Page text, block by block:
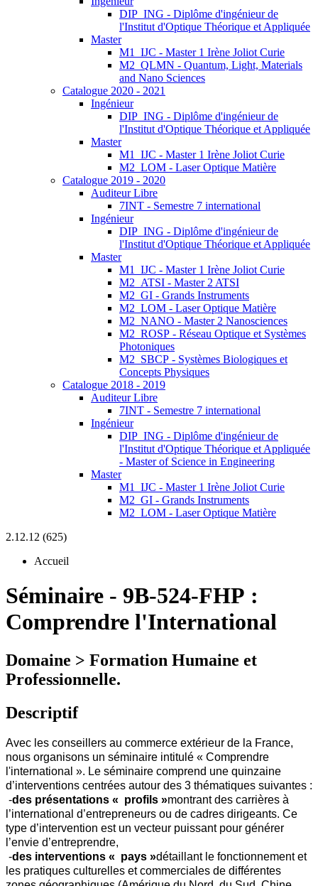
DIP_ING - Diplôme d'ingénieur de
l'Institut d'Optique Théorique et Appliquée
Master
M1_IJC - Master 1 Irène Joliot Curie
M2_QLMN - Quantum, Light, Materials
and Nano Sciences
Catalogue 2020 - 2021
Ingénieur
DIP_ING - Diplôme d'ingénieur de
l'Institut d'Optique Théorique et Appliquée
Master
M1_IJC - Master 1 Irène Joliot Curie
M2_LOM - Laser Optique Matière
Catalogue 2019 - 2020
Auditeur Libre
7INT - Semestre 7 international
Ingénieur
DIP_ING - Diplôme d'ingénieur de
l'Institut d'Optique Théorique et Appliquée
Master
M1_IJC - Master 1 Irène Joliot Curie
M2_ATSI - Master 2 ATSI
M2_GI - Grands Instruments
M2_LOM - Laser Optique Matière
M2_NANO - Master 2 Nanosciences
M2_ROSP - Réseau Optique et Systèmes
Photoniques
M2_SBCP - Systèmes Biologiques et
Concepts Physiques
Catalogue 2018 - 2019
Auditeur Libre
7INT - Semestre 7 international
Ingénieur
DIP_ING - Diplôme d'ingénieur de
l'Institut d'Optique Théorique et Appliquée
- Master of Science in Engineering
Master
M1_IJC - Master 1 Irène Joliot Curie
M2_GI - Grands Instruments
M2_LOM - Laser Optique Matière
2.12.12 (625)
Accueil
Séminaire - 9B-524-FHP :
Comprendre l'International
Domaine > Formation Humaine et
Professionnelle.
Descriptif
Avec les conseillers au commerce extérieur de la France,
nous organisons un séminaire intitulé « Comprendre
l'international ». Le séminaire comprend une quinzaine
d’interventions centrées autour des 3 thématiques suivantes :
-des présentations « profils »montrant des carrières à
l’international d’entrepreneurs ou de cadres dirigeants. Ce
type d’intervention est un vecteur puissant pour générer
l’envie d’entreprendre,
-des interventions « pays »détaillant le fonctionnement et
les pratiques culturelles et commerciales de différentes